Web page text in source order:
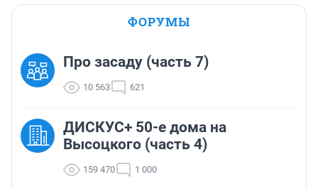
ФОРУМЫ
Про засаду (часть 7)
10 563 621
ДИСКУС+ 50-е дома на
Высоцкого (часть 4)
159 470 1 000